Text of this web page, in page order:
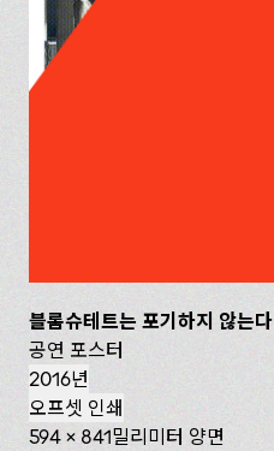
블롬슈테트는 포기하지 않는다
공연 포스터
2016년
오프셋 인쇄
594 x 841밀리미터 양면